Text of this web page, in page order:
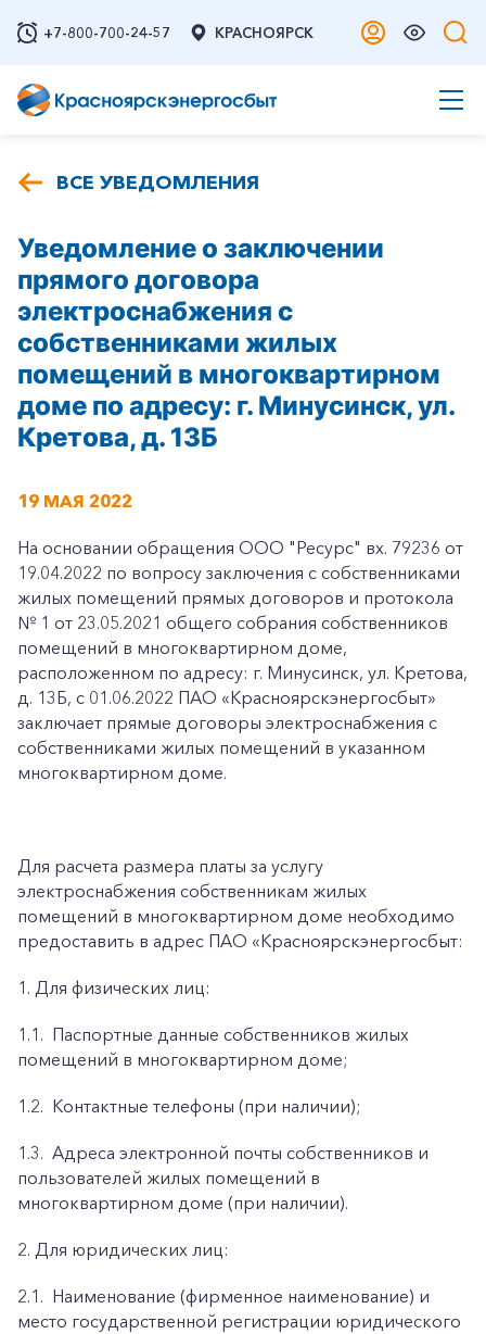
+7-800-700-24-57 КРАСНОЯРСК
ВСЕ УВЕДОМЛЕНИЯ
Уведомление о заключении
прямого договора
электроснабжения с
собственниками жилых
помещений в многоквартирном
доме по адресу: г. Минусинск, ул.
Кретова, д. 13Б
19 МАЯ 2022
На основании обращения ООО "Ресурс" вх. 79236 от
19.04.2022 по вопросу заключения с собственниками
жилых помещений прямых договоров и протокола
№ 1 от 23.05.2021 общего собрания собственников
помещений в многоквартирном доме,
расположенном по адресу: г. Минусинск, ул. Кретова,
д. 13Б, с 01.06.2022 ПАО «Красноярскэнергосбыт»
заключает прямые договоры электроснабжения с
собственниками жилых помещений в указанном
многоквартирном доме.
Для расчета размера платы за услугу
электроснабжения собственникам жилых
помещений в многоквартирном доме необходимо
предоставить в адрес ПАО «Красноярскэнергосбыт:
1. Для физических лиц:
1.1. Паспортные данные собственников жилых
помещений в многоквартирном доме;
1.2. Контактные телефоны (при наличии);
1.3. Адреса электронной почты собственников и
пользователей жилых помещений в
многоквартирном доме (при наличии).
2. Для юридических лиц:
2.1. Наименование (фирменное наименование) и
место государственной регистрации юридического